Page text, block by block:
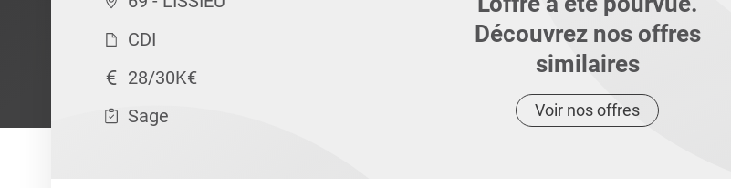
CDI
28/30K€
Sage
Découvrez nos offres
similaires
Voir nos offres